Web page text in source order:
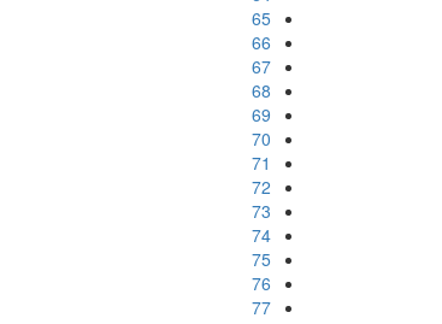
65
66
67
68
69
70
71
72
73
74
75
76
77